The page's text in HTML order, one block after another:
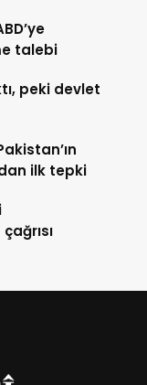
talebi
peki devlet
ilk tepki